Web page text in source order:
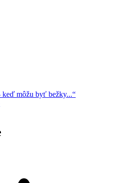
keď môžu byť bežky...“